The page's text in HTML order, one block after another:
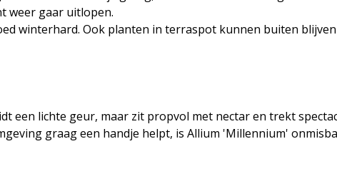
weer gaar uitlopen.
winterhard. Ook planten in terraspot kunnen buiten
een lichte geur, maar zit propvol met nectar en trekt
graag een handje helpt, is Allium 'Millennium'